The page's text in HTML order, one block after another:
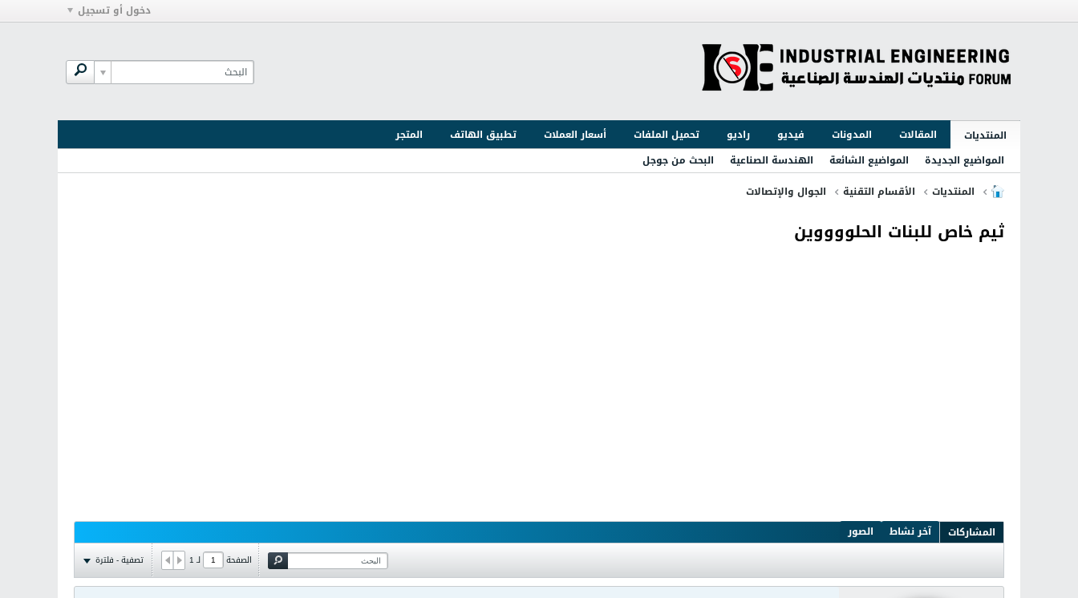
دخول أو تسجيل
المنتديات المقالات المدونات فيديو راديو تحميل الملفات أسعار العملات تطبيق الهاتف
المتجر
المواضيع الجديدة
المواضيع الشائعة الهندسة الصناعية
البحث من جوجل
المنتديات
الأقسام التقنية الجوال والإتصالات
ثيم خاص للبنات الحلووووين
المشاركات آخر نشاط الصور
الصفحة لـ1 تصفية - فلترة